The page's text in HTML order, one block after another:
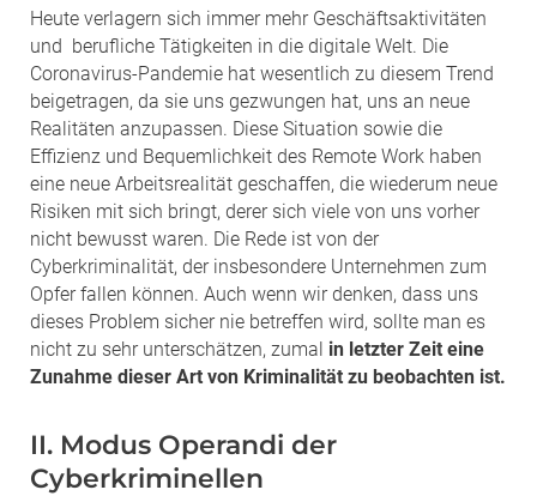
Heute verlagern sich immer mehr Geschäftsaktivitäten
und berufliche Tätigkeiten in die digitale Welt. Die
Coronavirus-Pandemie hat wesentlich zu diesem Trend
beigetragen, da sie uns gezwungen hat, uns an neue
Realitäten anzupassen. Diese Situation sowie die
Effizienz und Bequemlichkeit des Remote Work haben
eine neue Arbeitsrealität geschaffen, die wiederum neue
Risiken mit sich bringt, derer sich viele von uns vorher
nicht bewusst waren. Die Rede ist von der
Cyberkriminalität, der insbesondere Unternehmen zum
Opfer fallen können. Auch wenn wir denken, dass uns
dieses Problem sicher nie betreffen wird, sollte man es
nicht zu sehr unterschätzen, zumal in letzter Zeit eine
Zunahme dieser Art von Kriminalität zu beobachten ist.
II. Modus Operandi der
Cyberkriminellen